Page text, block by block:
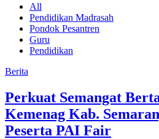
All
Pendidikan Madrasah
Pondok Pesantren
Guru
Pendidikan
Berita
Perkuat Semangat
Kemenag Kab.
Peserta PAI Fair